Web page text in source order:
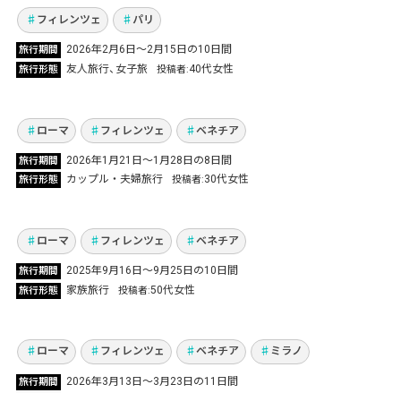
Vol.1352
フィレンツェ パリ
旅行期間 2026年2月6日～2月15日の10日間
旅行形態 友人旅行 女子旅 投稿者 40代女性
Vol.1325
カタール航空Qスイートで行く！夫婦でロー
マ・フィレンツェ・ベネチアで絶景と美食、ア
ローマ フィレンツェ ベネチア
旅行期間 2026年1月21日〜1月28日の8日間
旅行形態 カップル・夫婦旅行 投稿者 30代女性
Vol.1284
初めてのイタリア、美術館と遺跡を巡る三都市
ローマ フィレンツェ ベネチア
旅行期間 2025年9月16日〜9月25日の10日間
旅行形態 家族旅行 投稿者 50代女性
Vol.1262
家族4人で行くイタリア周遊！歴史と芸術に触
ローマ フィレンツェ ベネチア ミラノ
旅行期間 2026年3月13日〜3月23日の11日間